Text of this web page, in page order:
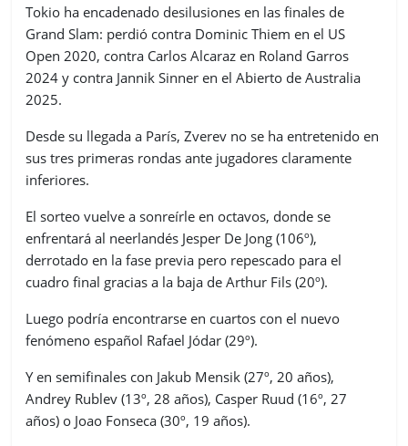
Tokio ha encadenado desilusiones en las finales de
Grand Slam: perdió contra Dominic Thiem en el US
Open 2020, contra Carlos Alcaraz en Roland Garros
2024 y contra Jannik Sinner en el Abierto de Australia
2025.
Desde su llegada a París, Zverev no se ha entretenido en
sus tres primeras rondas ante jugadores claramente
inferiores.
El sorteo vuelve a sonreírle en octavos, donde se
enfrentará al neerlandés Jesper De Jong (106º),
derrotado en la fase previa pero repescado para el
cuadro final gracias a la baja de Arthur Fils (20º).
Luego podría encontrarse en cuartos con el nuevo
fenómeno español Rafael Jódar (29º).
Y en semifinales con Jakub Mensik (27º, 20 años),
Andrey Rublev (13º, 28 años), Casper Ruud (16º, 27
años) o Joao Fonseca (30º, 19 años).